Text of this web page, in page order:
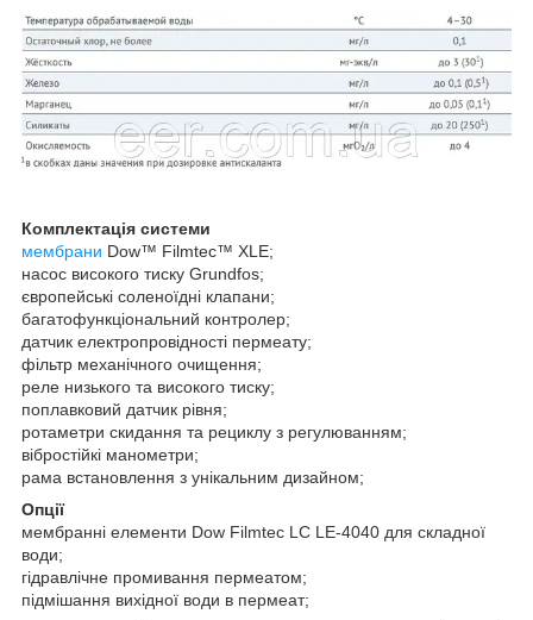
Комплектація системи
мембрани Dow™ Filmtec™ XLE;
насос високого тиску Grundfos;
європейські соленоїдні клапани;
багатофункціональний контролер;
датчик електропровідності пермеату;
фільтр механічного очищення;
реле низького та високого тиску;
поплавковий датчик рівня;
ротаметри скидання та рециклу з регулюванням;
вібростійкі манометри;
рама встановлення з унікальним дизайном;
Опції
мембранні елементи Dow Filmtec LC LE-4040 для складної
води;
гідравлічне промивання пермеатом;
підмішання вихідної води в пермеат;